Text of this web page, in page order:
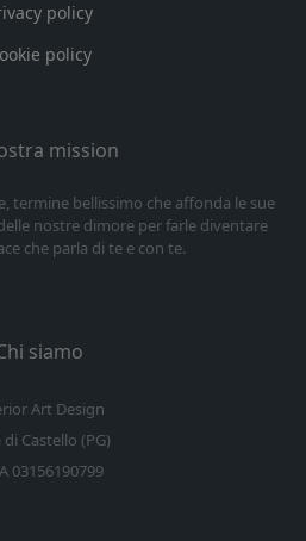
policy
policy
mission
termine bellissimo che affonda le sue
nostre dimore per farle diventare
che parla di te e con te.
siamo
Art Design
Castello (PG)
03156190799